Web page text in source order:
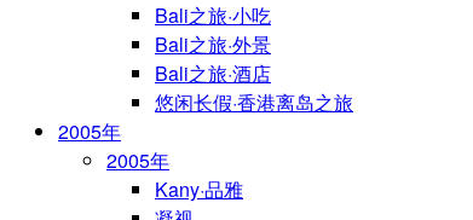
Bali之旅·小吃
Bali之旅·外景
Bali之旅·酒店
悠闲长假·香港离岛之旅
2005年
2005年
Kany·品雅